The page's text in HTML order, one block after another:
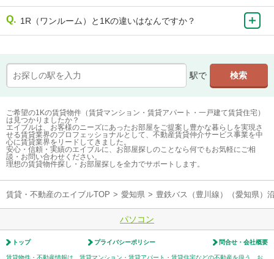
1R（ワンルーム）と1Kの違いはなんですか？
駅で
ご希望の1Kの賃貸物件（賃貸マンション・賃貸アパート・一戸建て賃貸住宅）
は見つかりましたか？
エイブルは、お客様のニーズにあったお部屋をご提案し豊かな暮らしを実現さ
せる賃貸業界のプロフェッショナルとして、不動産賃貸仲介サービス事業を中
心に賃貸業界をリードしてきました。
安心・信頼・実績のエイブルに、お部屋探しのことなら何でもお気軽にご相
談・お問い合わせください。
理想の賃貸物件探し・お部屋探しを全力でサポートします。
賃貸・不動産のエイブルTOP > 愛知県 > 豊鉄バス（豊川線）（愛知県）
パソコン
トップ プライバシーポリシー 問合せ・会社概要
賃貸物件・不動産情報は、賃貸マンション・賃貸アパート・賃貸住宅などの不動産を扱う、お